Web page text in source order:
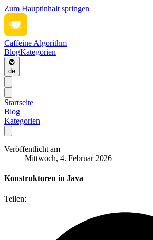
Zum Hauptinhalt springen
Caffeine Algorithm
BlogKategorien
de
Startseite
Blog
Kategorien
Veröffentlicht am
Mittwoch, 4. Februar 2026
Konstruktoren in Java
Teilen: